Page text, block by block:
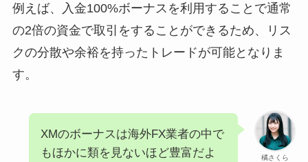
例えば、入金100%ボーナスを利用することで通常
の2倍の資金で取引をすることができるため、リス
クの分散や余裕を持ったトレードが可能となりま
す。
橘さくら
XMのボーナスは海外FX業者の中で
もほかに類を見ないほど豊富だよ